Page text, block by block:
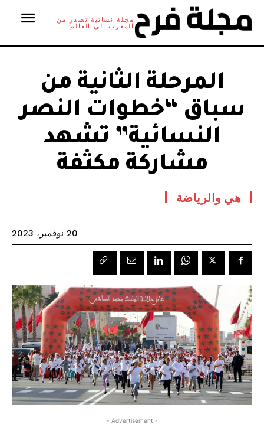
مجلة نسائية تصدر من
المغرب الى العالم
المرحلة الثانية من
سباق “خطوات النصر
النسائية” تشهد
مشاركة مكثفة
هي والرياضة
20 نوفمبر، 2023
- Advertisement -